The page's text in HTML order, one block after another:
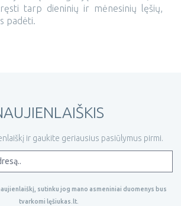
tarp dieninių ir mėnesinių lęšių,
padėti.
ir gaukite geriausius pasiūlymus pirmi.
sutinku jog mano asmeniniai duomenys bus
tvarkomi lęšiukas.lt.